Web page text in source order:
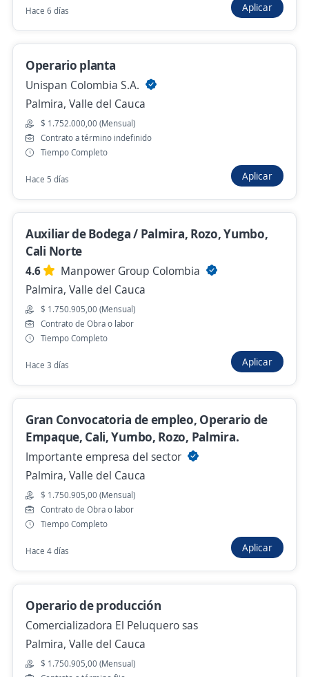
Auxiliar de producción, 6 meses de
experiencia en manejo de herramientas
manuales, Hay Ruta y Casino
Importante empresa del sector
Yumbo, Valle del Cauca
Auxiliar de produccion
Kelsis S.A
Yumbo, Valle del Cauca
$ 1.935.000,00 (Mensual)
Hace 2 días
auxiliar de producción
DIMATEX LEON
Palmira, Valle del Cauca
$ 1.750.905,00 (Mensual)
Hace 2 días
Anterior Siguiente
Auxiliar de carpinteria
Hace 6 días Aplicar
Operario planta
Unispan Colombia S.A.
Palmira, Valle del Cauca
$ 1.752.000,00 (Mensual)
Contrato a término indefinido
Tiempo Completo
Hace 5 días Aplicar
Auxiliar de Bodega / Palmira, Rozo, Yumbo,
Cali Norte
4.6
Manpower Group Colombia
Palmira, Valle del Cauca
$ 1.750.905,00 (Mensual)
Contrato de Obra o labor
Tiempo Completo
Hace 3 días Aplicar
Gran Convocatoria de empleo, Operario de
Empaque, Cali, Yumbo, Rozo, Palmira.
Importante empresa del sector
Palmira, Valle del Cauca
$ 1.750.905,00 (Mensual)
Contrato de Obra o labor
Tiempo Completo
Hace 4 días Aplicar
Operario de producción
Comercializadora El Peluquero sas
Palmira, Valle del Cauca
$ 1.750.905,00 (Mensual)